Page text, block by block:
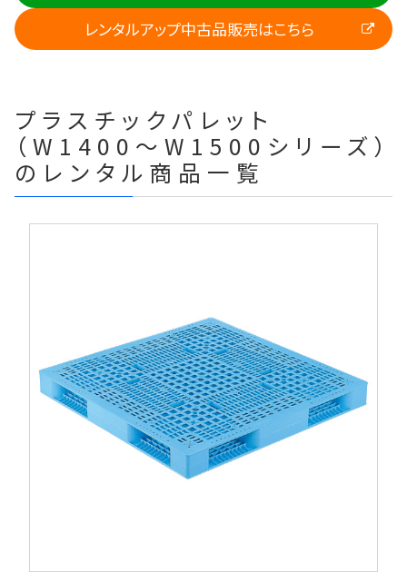
レンタルアップ中古品販売はこちら
プラスチックパレット
（W1400～W1500シリーズ）
のレンタル商品一覧